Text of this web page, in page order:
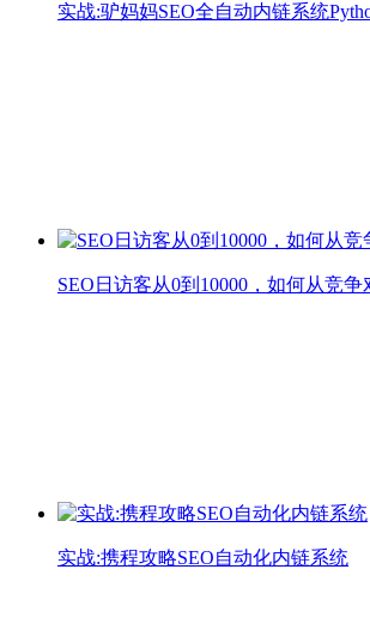
实战:驴妈妈SEO全自动内链系统
SEO日访客从0到10000，如何从竞
实战:携程攻略SEO自动化内链系统